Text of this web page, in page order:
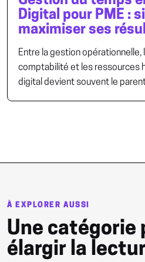
Digital pour PME :
maximiser ses
Entre la gestion opérationnelle,
comptabilité et les ressources
digital devient souvent le
À EXPLORER AUSSI
Une catégorie
élargir la